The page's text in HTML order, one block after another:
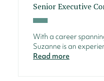
Senior Executive
With a career
Suzanne is an
Read more